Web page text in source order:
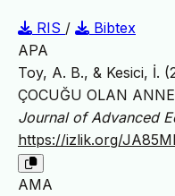
RIS /
Bibtex
APA
Toy, A. B., & Kesici, İ.
ÇOCUĞU OLAN
Journal of Advanced
https://izlik.org/
AMA